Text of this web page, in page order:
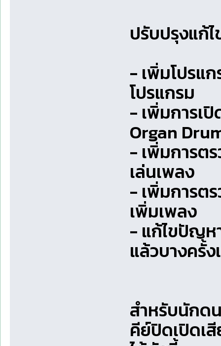
ปรับปรุงแก้ไ
- เพิ่มโปรแ
โปรแกรม
- เพิ่มการเ
Organ
- เพิ่มการต
เล่นเพลง
- เพิ่มการต
เพิ่มเพลง
- แก้ไขปัญห
แล้วบางครั้ง
สำหรับนักด
คีย์ปิดเปิดเ